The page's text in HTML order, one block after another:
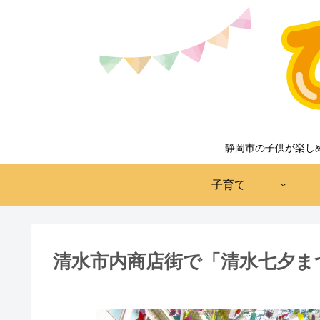
静岡市の子供が楽し
子育て
清水市内商店街で「清水七夕